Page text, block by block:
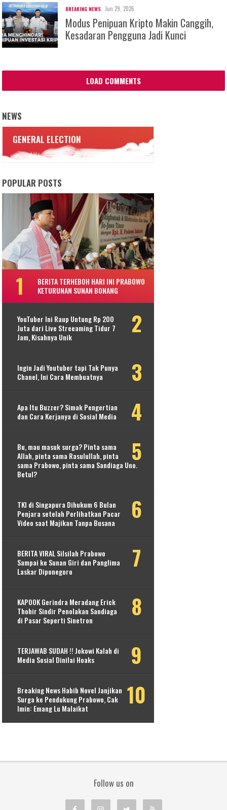
BREAKING NEWS Jun 29, 2026
Modus Penipuan Kripto Makin Canggih,
Kesadaran Pengguna Jadi Kunci
LOAD COMMENTS
NEWS
GENERAL ELECTION
POPULAR POSTS
BERITA TERHEBOH HARI INI PRABOWO
KETURUNAN SUNAN BONANG
YouTuber Ini Raup Untung Rp 200
Juta dari Live Streeaming Tidur 7
Jam, Kisahnya Unik
Ingin Jadi Youtuber tapi Tak Punya
Chanel, Ini Cara Membuatnya
Apa Itu Buzzer? Simak Pengertian
dan Cara Kerjanya di Sosial Media
Bu, mau masuk surga? Pinta sama
Allah, pinta sama Rasulullah, pinta
sama Prabowo, pinta sama Sandiaga Uno.
Betul?
TKI di Singapura Dihukum 6 Bulan
Penjara setelah Perlihatkan Pacar
Video saat Majikan Tanpa Busana
BERITA VIRAL Silsilah Prabowo
Sampai ke Sunan Giri dan Panglima
Laskar Diponegoro
KAPOOK Gerindra Meradang Erick
Thohir Sindir Penolakan Sandiaga
di Pasar Seperti Sinetron
TERJAWAB SUDAH !! Jokowi Kalah di
Media Sosial Dinilai Hoaks
Breaking News Habib Novel Janjikan
Surga ke Pendukung Prabowo, Cak
Imin: Emang Lu Malaikat
Follow us on